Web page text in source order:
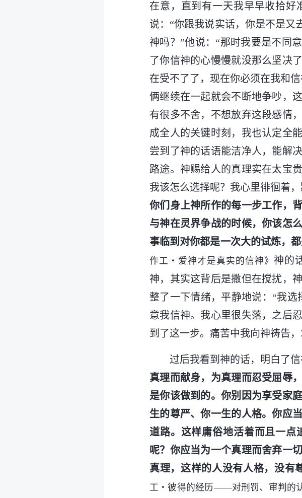
在意，直到有一天我早早收拾好
说：“你跟我说实话，你是不是又
神吗？”他说：“那时我要是不同
了你信神的心慢慢就没那么坚决
在受不了了，现在你必须在我和
俩继续在一起就会不断地争吵，
有很多不舍，不想放弃这段感情
成全人的关键时刻，我也认定全
尝到了神的话语能洁净人，能解
路途。神赐给人的真理实在太宝
我该怎么选择呢？我心里徘徊着
你们身上神所作的每一步工作，
与神在灵界争战的时候，你该怎
事临到对你都是一次大的试炼，
作工・爱神才是真实的信神》 神的
神，其实这背后是撒但在搅扰，
整了一下情绪，平静地说：“我
意我信神。我心里很失落，之后
到了这一步。痛苦中我向神祷告
过后我看到神的话，明白了
真理而献身，为真理而忍受屈辱
是你该做到的。你别因为享受家
生的尊严、你一生的人格。你应
道路。这样庸俗地活着而且一点
呢？你应当为一个真理而舍弃一
真理，这样的人没有人格，没有
工・彼得的经历——对刑罚、审判的